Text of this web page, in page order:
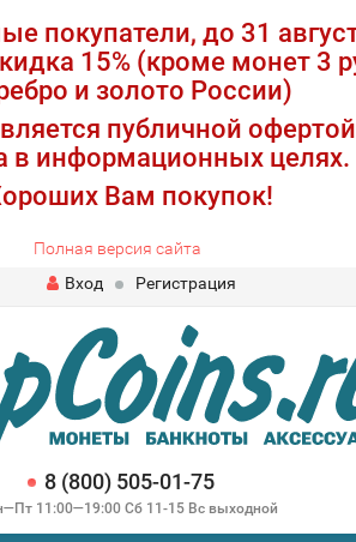
покупатели, до 31
15% (кроме монет 3
и золото России)
публичной
в информационных целях.
Вам покупок!
Полная версия сайта
Вход
Регистрация
8 (800) 505-01-75
11:00—19:00 Сб 11-15 Вс выходной